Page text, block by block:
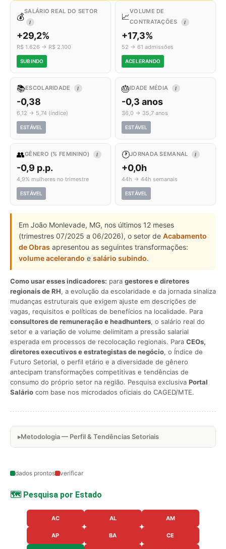
💰
SALÁRIO REAL DO SETOR
I
+29,2%
R$ 1.626 → R$ 2.100
SUBINDO
📈
VOLUME DE
CONTRATAÇÕES
I
+17,3%
52 → 61 admissões
ACELERANDO
📚ESCOLARIDADE I
-0,38
6,12 → 5,74 (índice)
ESTÁVEL
🎂IDADE MÉDIA I
-0,3 anos
36,0 → 35,7 anos
ESTÁVEL
👥GÊNERO (% FEMININO) I
-0,9 p.p.
4,9% mulheres no trimestre
ESTÁVEL
🕐JORNADA SEMANAL I
+0,0h
44h → 44h semanais
ESTÁVEL
Em João Monlevade, MG, nos últimos 12 meses
(trimestres 07/2025 a 06/2026), o setor de Acabamento
de Obras apresentou as seguintes transformações:
volume acelerando e salário subindo.
Como usar esses indicadores: para gestores e diretores
regionais de RH, a evolução da escolaridade e da jornada sinaliza
mudanças estruturais que exigem ajuste em descrições de
vagas, requisitos e políticas de benefícios na localidade. Para
consultores de remuneração e headhunters, o salário real do
setor e a variação de volume delimitam a pressão salarial
esperada em processos de recolocação regionais. Para CEOs,
diretores executivos e estrategistas de negócio, o Índice de
Futuro Setorial, o perfil etário e a diversidade de gênero
antecipam transformações competitivas e tendências de
consumo do próprio setor na região. Pesquisa exclusiva Portal
Salário com base nos microdados oficiais do CAGED/MTE.
Metodologia — Perfil & Tendências Setoriais
dados prontos verificar
🗺️ Pesquisa por Estado
AC AL AM
AP BA CE